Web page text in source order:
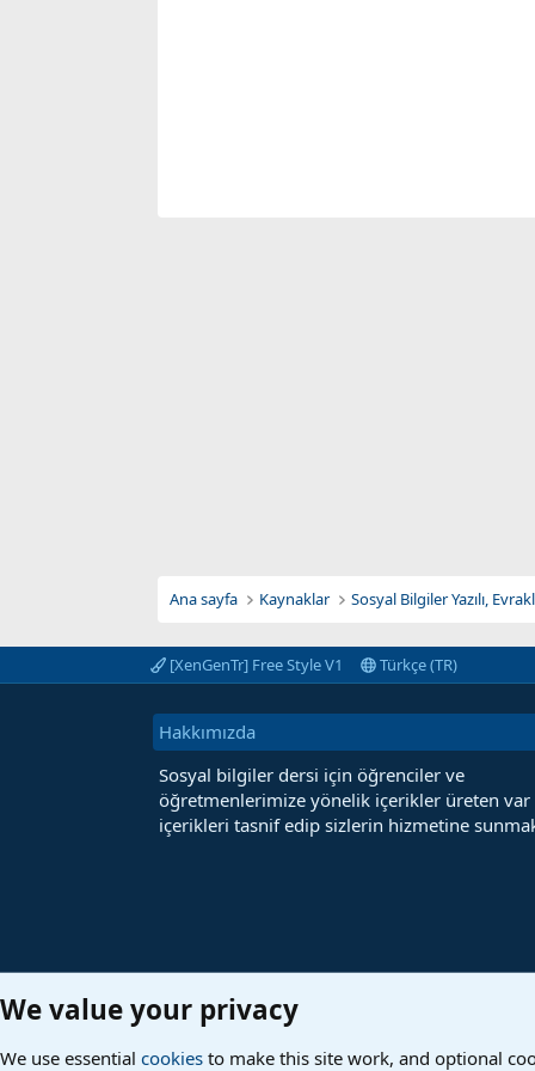
Ana sayfa Kaynaklar Sosyal Bilgiler Yazılı,
[XenGenTr] Free Style V1 Türkçe (TR)
Hakkımızda
Sosyal bilgiler dersi için öğrenciler ve
öğretmenlerimize yönelik içerikler üreten var
içerikleri tasnif edip sizlerin hizmetine
We value your privacy
We use essential cookies to make this site work, and optional